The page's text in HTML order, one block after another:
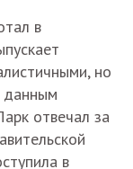
в
но
данным
отвечал за
в